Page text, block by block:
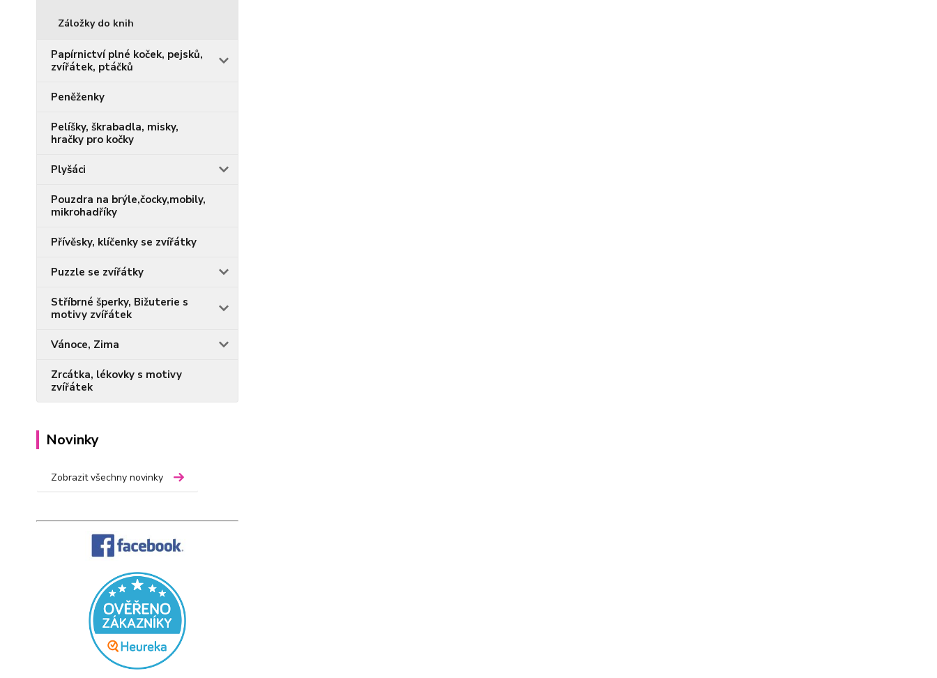
Záložky do knih
Papírnictví plné koček, pejsků,
zvířátek, ptáčků
Peněženky
Pelíšky, škrabadla, misky,
hračky pro kočky
Plyšáci
Pouzdra na brýle,čocky,mobily,
mikrohadříky
Přívěsky, klíčenky se zvířátky
Puzzle se zvířátky
Stříbrné šperky, Bižuterie s
motivy zvířátek
Vánoce, Zima
Zrcátka, lékovky s motivy
zvířátek
Novinky
Zobrazit všechny novinky